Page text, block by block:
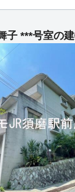
子 ***号室の